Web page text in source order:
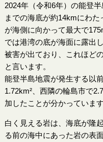
2024年（令和6年）の能登
までの海底が約14kmにわ
が海側に向かって最大で
では港湾の底が海面に露出
被害が出ており、これほど
と言います。
能登半島地震が発生する以
1.72km²、西隣の輪島市で
加したことが分かっています
白く見える岩は、海底が隆
る前の海中にあった岩の表